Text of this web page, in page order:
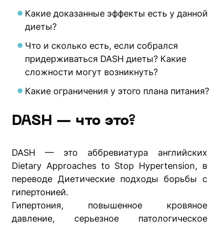
Какие доказанные эффекты есть у данной
диеты?
Что и сколько есть, если собрался
придерживаться DASH диеты? Какие
сложности могут возникнуть?
Какие ограничения у этого плана питания?
DASH — что это?
DASH — это аббревиатура английских
Dietary Approaches to Stop Hypertension, в
переводе Диетические подходы борьбы с
гипертонией.
Гипертония, повышенное кровяное
давление, серьезное патологическое